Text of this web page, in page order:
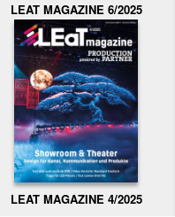
LEAT MAGAZINE 6/2025
LEAT MAGAZINE 4/2025